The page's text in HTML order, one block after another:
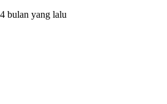
4 bulan yang lalu